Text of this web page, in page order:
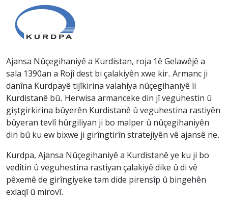
Ajansa Nûçegihaniyê a Kurdistan, roja 1ê Gelawêjê a
sala 1390an a Rojî dest bi çalakiyên xwe kir. Armanc ji
danîna Kurdpayê tijîkirina valahiya nûçegihaniyê li
Kurdistanê bû. Herwisa armanceke din jî veguhestin û
giştgirkirina bûyerên Kurdistanê û veguhestina rastiyên
bûyeran tevlî hûrgiliyan ji bo malper û nûçegihaniyên
din bû ku ew bixwe ji girîngtirîn stratejiyên vê ajansê ne.
Kurdpa, Ajansa Nûçegihaniyê a Kurdistanê ye ku ji bo
vedîtin û veguhestina rastiyan çalakiyê dike û di vê
pêxemê de girîngiyeke tam dide pirensîp û bingehên
exlaqî û mirovî.